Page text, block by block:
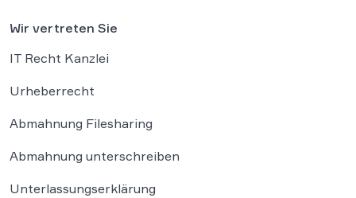
Wir vertreten Sie
IT Recht Kanzlei
Urheberrecht
Abmahnung Filesharing
Abmahnung unterschreiben
Unterlassungserklärung